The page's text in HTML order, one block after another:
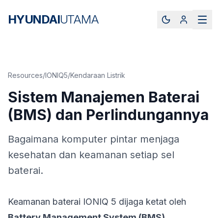
HYUNDAIUTAMA
Resources/IONIQ5/Kendaraan Listrik
Sistem Manajemen Baterai
(BMS) dan Perlindungannya
Bagaimana komputer pintar menjaga
kesehatan dan keamanan setiap sel
baterai.
Keamanan baterai IONIQ 5 dijaga ketat oleh